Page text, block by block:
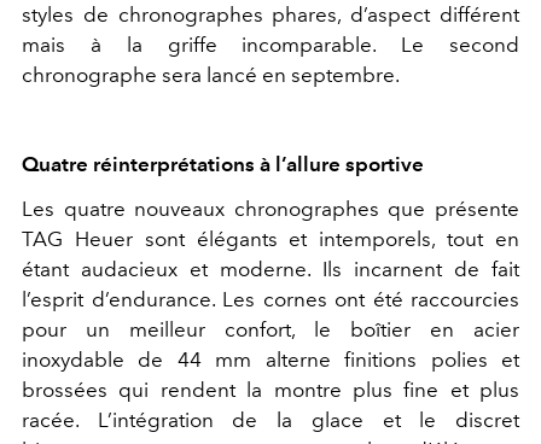
styles de chronographes phares, d’aspect différent
mais à la griffe incomparable. Le second
chronographe sera lancé en septembre.
Quatre réinterprétations à l’allure sportive
Les quatre nouveaux chronographes que présente
TAG Heuer sont élégants et intemporels, tout en
étant audacieux et moderne. Ils incarnent de fait
l’esprit d’endurance. Les cornes ont été raccourcies
pour un meilleur confort, le boîtier en acier
inoxydable de 44 mm alterne finitions polies et
brossées qui rendent la montre plus fine et plus
racée. L’intégration de la glace et le discret